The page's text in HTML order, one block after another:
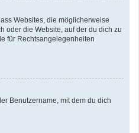
Websites, die möglicherweise
oder die Website, auf der du dich zu
für Rechtsangelegenheiten
Benutzername, mit dem du dich